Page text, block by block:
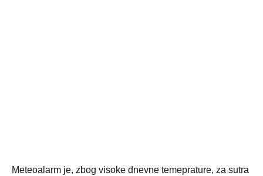
Meteoalarm je, zbog visoke dnevne temeprature, za sutra